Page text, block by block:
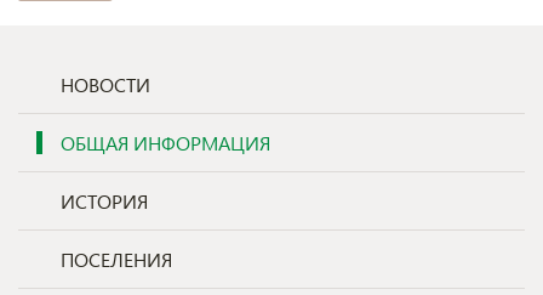
НОВОСТИ
ОБЩАЯ ИНФОРМАЦИЯ
ИСТОРИЯ
ПОСЕЛЕНИЯ